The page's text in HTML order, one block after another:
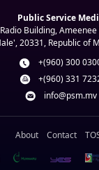
Public Service
Radio Building,
20331, Republic of
+(960) 300
+(960) 331
info@psm.mv
About Contact